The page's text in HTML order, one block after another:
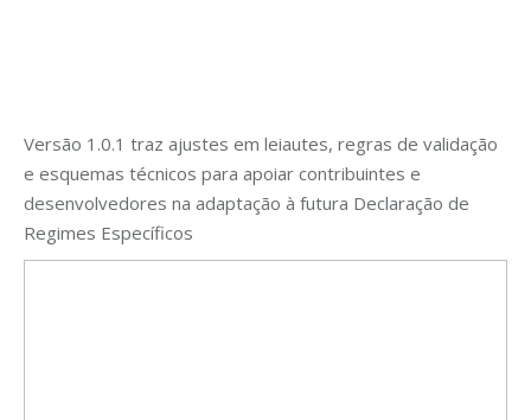
Versão 1.0.1 traz ajustes em leiautes, regras de validação
e esquemas técnicos para apoiar contribuintes e
desenvolvedores na adaptação à futura Declaração de
Regimes Específicos